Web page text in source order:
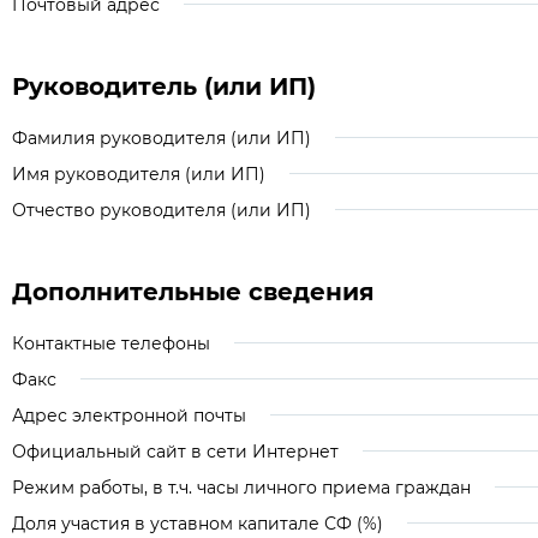
Почтовый адрес
Руководитель (или ИП)
Фамилия руководителя (или ИП)
Имя руководителя (или ИП)
Отчество руководителя (или ИП)
Дополнительные сведения
Контактные телефоны
Факс
Адрес электронной почты
Официальный сайт в сети Интернет
Режим работы, в т.ч. часы личного приема граждан
Доля участия в уставном капитале СФ (%)